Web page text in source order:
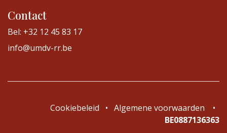
Contact
Bel: +32 12 45 83 17
info@umdv-rr.be
Cookiebeleid • Algemene voorwaarden
•
BE0887136363